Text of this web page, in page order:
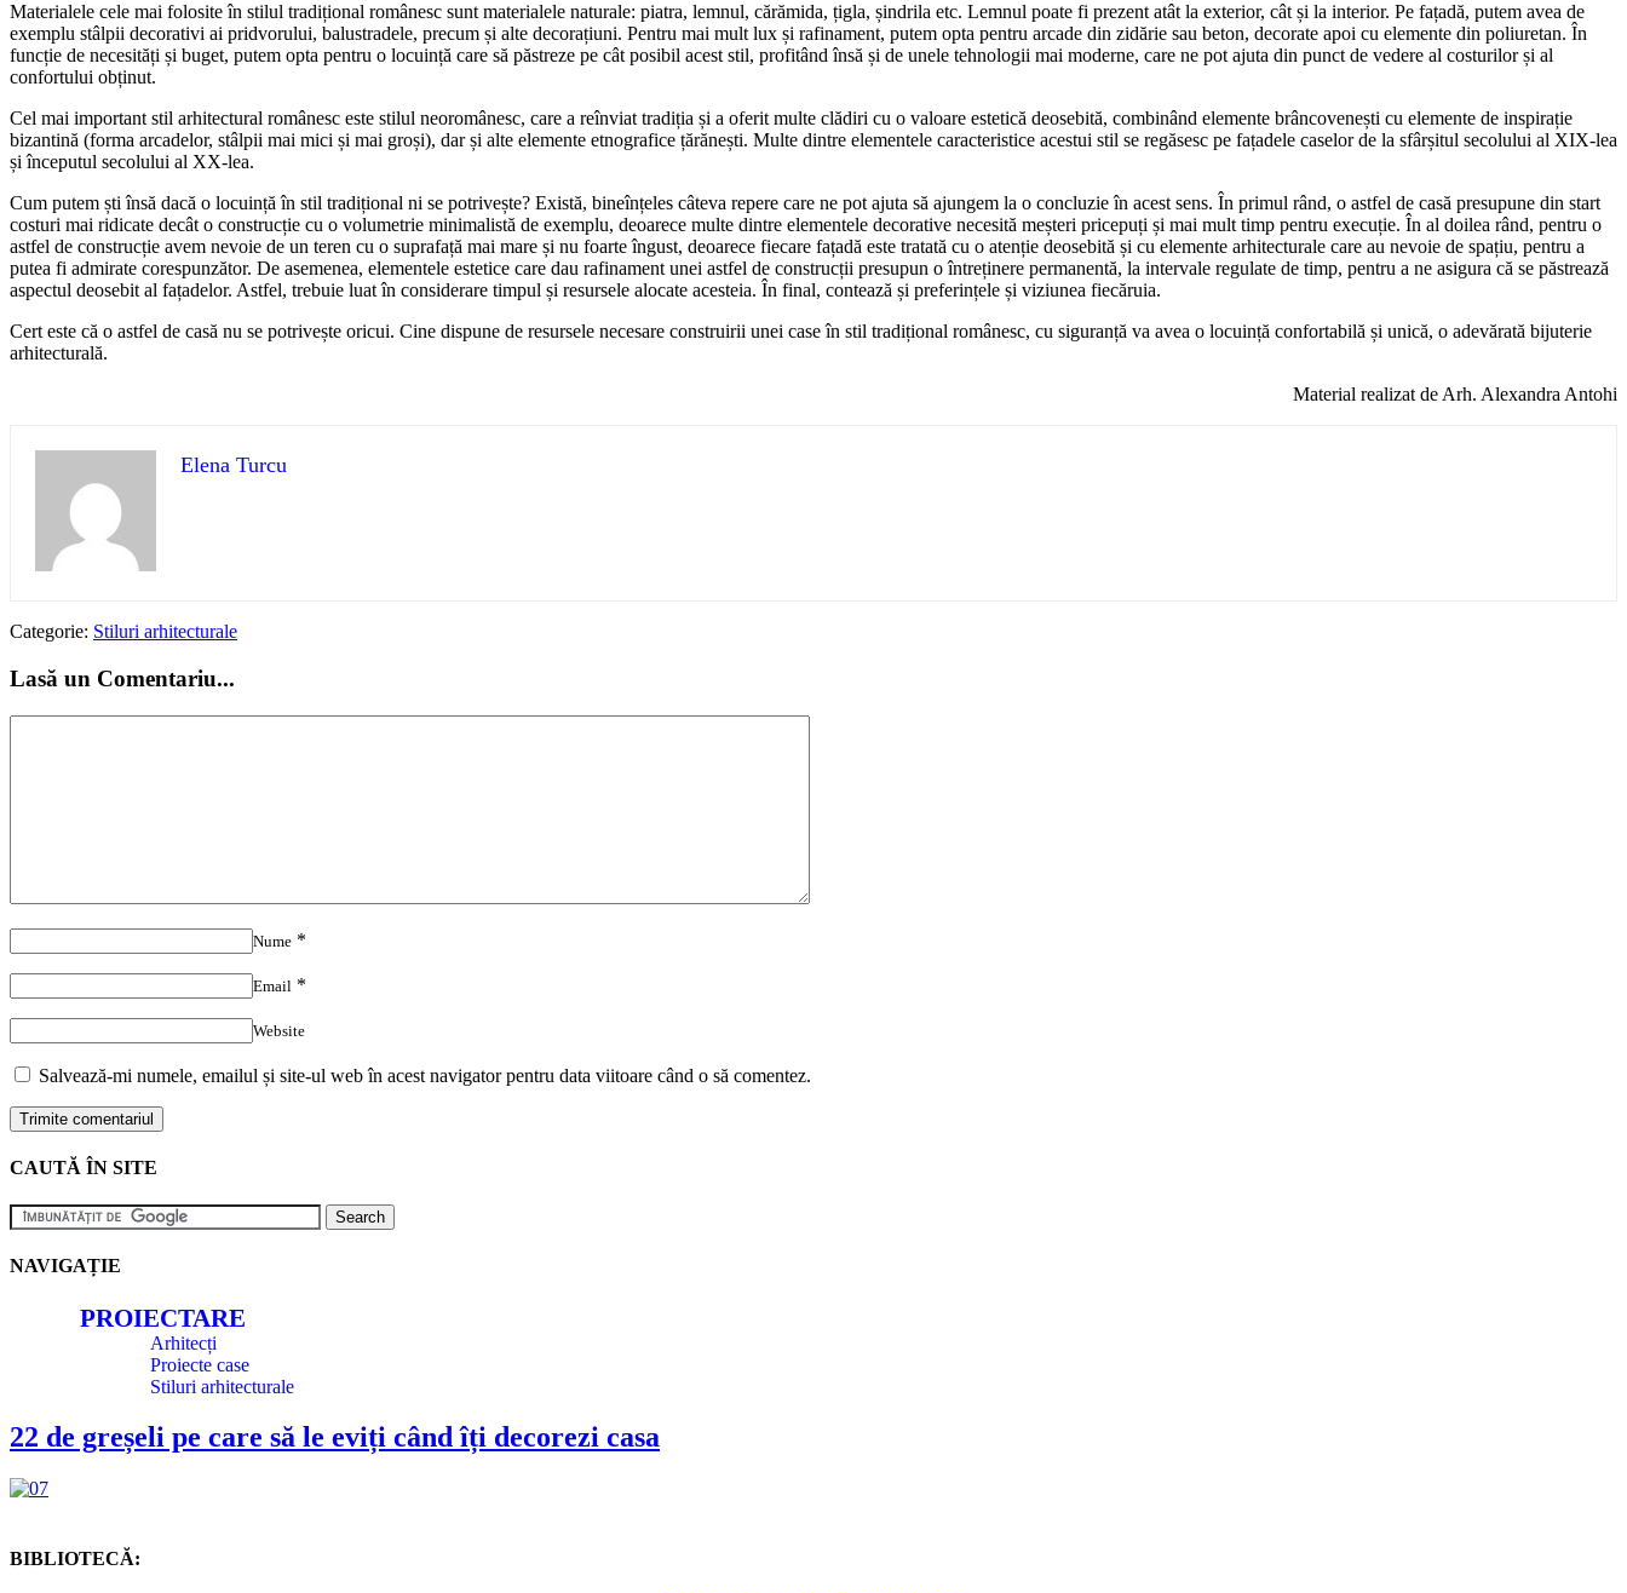
Materialele cele mai folosite în stilul tradițional românesc sunt materialele naturale: piatra, lemnul, cărămida, țigla, șindrila etc. Lemnul poate fi prezent atât la exterior, cât și la interior. Pe fațadă, putem avea de
exemplu stâlpii decorativi ai pridvorului, balustradele, precum și alte decorațiuni. Pentru mai mult lux și rafinament, putem opta pentru arcade din zidărie sau beton, decorate apoi cu elemente din poliuretan. În
funcție de necesități și buget, putem opta pentru o locuință care să păstreze pe cât posibil acest stil, profitând însă și de unele tehnologii mai moderne, care ne pot ajuta din punct de vedere al costurilor și al
confortului obținut.
Cel mai important stil arhitectural românesc este stilul neoromânesc, care a reînviat tradiția și a oferit multe clădiri cu o valoare estetică deosebită, combinând elemente brâncovenești cu elemente de inspirație
bizantină (forma arcadelor, stâlpii mai mici și mai groși), dar și alte elemente etnografice țărănești. Multe dintre elementele caracteristice acestui stil se regăsesc pe fațadele caselor de la sfârșitul secolului al XIX-lea
și începutul secolului al XX-lea.
Cum putem ști însă dacă o locuință în stil tradițional ni se potrivește? Există, bineînțeles câteva repere care ne pot ajuta să ajungem la o concluzie în acest sens. În primul rând, o astfel de casă presupune din start
costuri mai ridicate decât o construcție cu o volumetrie minimalistă de exemplu, deoarece multe dintre elementele decorative necesită meșteri pricepuți și mai mult timp pentru execuție. În al doilea rând, pentru o
astfel de construcție avem nevoie de un teren cu o suprafață mai mare și nu foarte îngust, deoarece fiecare fațadă este tratată cu o atenție deosebită și cu elemente arhitecturale care au nevoie de spațiu, pentru a
putea fi admirate corespunzător. De asemenea, elementele estetice care dau rafinament unei astfel de construcții presupun o întreținere permanentă, la intervale regulate de timp, pentru a ne asigura că se păstrează
aspectul deosebit al fațadelor. Astfel, trebuie luat în considerare timpul și resursele alocate acesteia. În final, contează și preferințele și viziunea fiecăruia.
Cert este că o astfel de casă nu se potrivește oricui. Cine dispune de resursele necesare construirii unei case în stil tradițional românesc, cu siguranță va avea o locuință confortabilă și unică, o adevărată bijuterie
arhitecturală.
Material realizat de Arh. Alexandra Antohi
Elena Turcu
Categorie: Stiluri arhitecturale
Lasă un Comentariu...
Nume *
Email *
Website
Salvează-mi numele, emailul și site-ul web în acest navigator pentru data viitoare când o să comentez.
CAUTĂ ÎN SITE
NAVIGAȚIE
PROIECTARE
Arhitecți
Proiecte case
Stiluri arhitecturale
22 de greșeli pe care să le eviți când îți decorezi casa
BIBLIOTECĂ: